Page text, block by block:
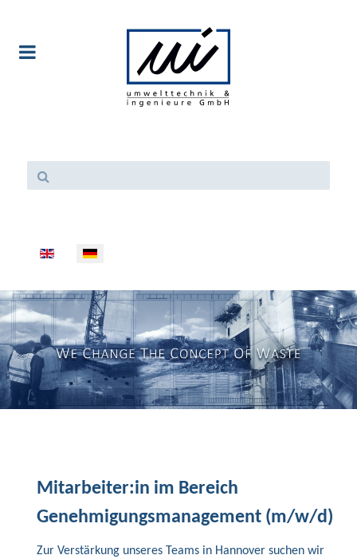
Sprache auswählen
Mitarbeiter:in im Bereich
Genehmigungsmanagement (m/w/d)
Zur Verstärkung unseres Teams in Hannover suchen wir